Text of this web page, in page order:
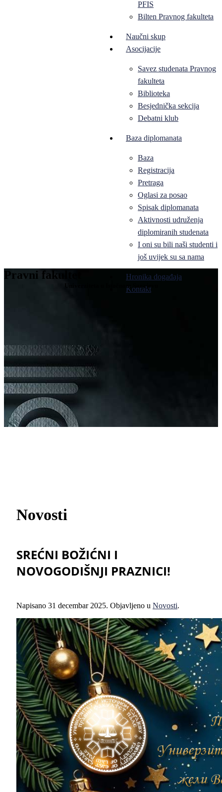
PFIS
Bilten Pravnog fakulteta
Naučni skup
Asocijacije
Savez studenata Pravnog
fakulteta
Biblioteka
Besjednička sekcija
Debatni klub
Baza diplomanata
Baza
Registracija
Pretraga
Oglasi za posao
Spisak diplomanata
Aktivnosti udruženja
diplomiranih studenata
I oni su bili naši studenti i
još uvijek su sa nama
Hronika događaja
Kontakt
Pravni fakultet
Univerziteta u Istočnom Sarajevu
Novosti
SREĆNI BOŽIĆNI I
NOVOGODIŠNJI PRAZNICI!
Napisano 31 decembar 2025. Objavljeno u Novosti.